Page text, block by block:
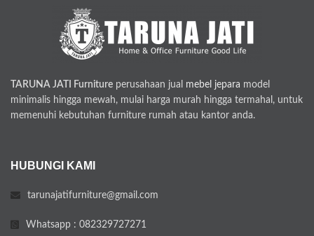
TARUNA JATI Furniture perusahaan jual mebel jepara model
minimalis hingga mewah, mulai harga murah hingga termahal, untuk
memenuhi kebutuhan furniture rumah atau kantor anda.
HUBUNGI KAMI
tarunajatifurniture@gmail.com
Whatsapp : 082329727271